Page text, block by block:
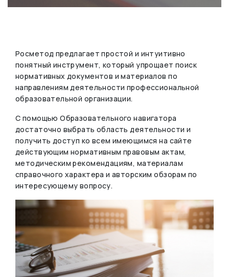
Росметод предлагает простой и интуитивно
понятный инструмент, который упрощает поиск
нормативных документов и материалов по
направлениям деятельности профессиональной
образовательной организации.
С помощью Образовательного навигатора
достаточно выбрать область деятельности и
получить доступ ко всем имеющимся на сайте
действующим нормативным правовым актам,
методическим рекомендациям, материалам
справочного характера и авторским обзорам по
интересующему вопросу.